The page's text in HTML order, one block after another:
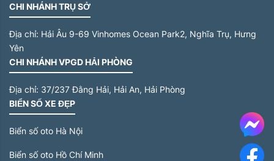
CHI NHÁNH TRỤ SỞ
Địa chỉ: Hải Âu 9-69 Vinhomes Ocean Park2, Nghĩa Trụ, Hưng
Yên
CHI NHÁNH VPGD HẢI PHÒNG
Địa chỉ: 37/237 Đằng Hải, Hải An, Hải Phòng
BIỂN SỐ XE ĐẸP
Biển số oto Hà Nội
Biển số oto Hồ Chí Minh